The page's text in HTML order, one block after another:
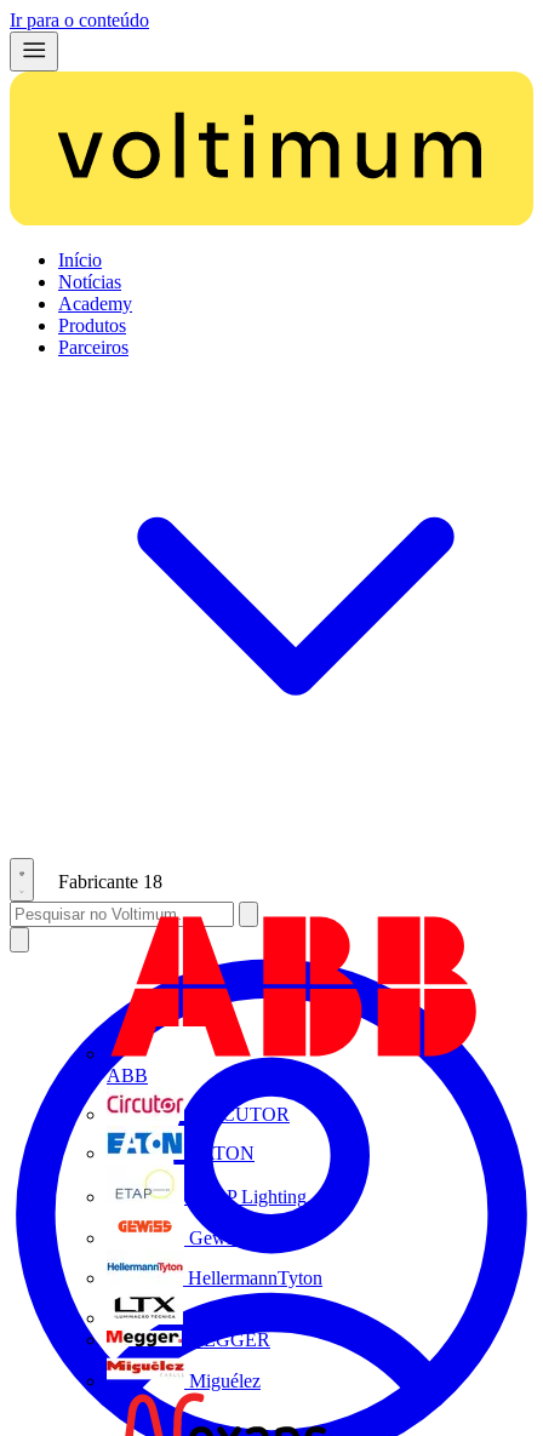
Ir para o conteúdo
Início
Notícias
Academy
Produtos
Parceiros
Fabricante 18
ABB
CIRCUTOR
EATON
ETAP Lighting
Gewiss
HellermannTyton
MEGGER
Miguélez